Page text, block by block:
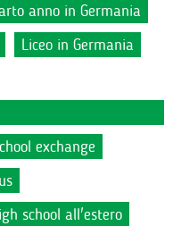
anno in Germania
Liceo in Germania
exchange
school all'estero